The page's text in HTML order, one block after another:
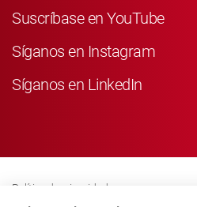
Suscríbase en YouTube
Síganos en Instagram
Síganos en LinkedIn
Política de privacidad